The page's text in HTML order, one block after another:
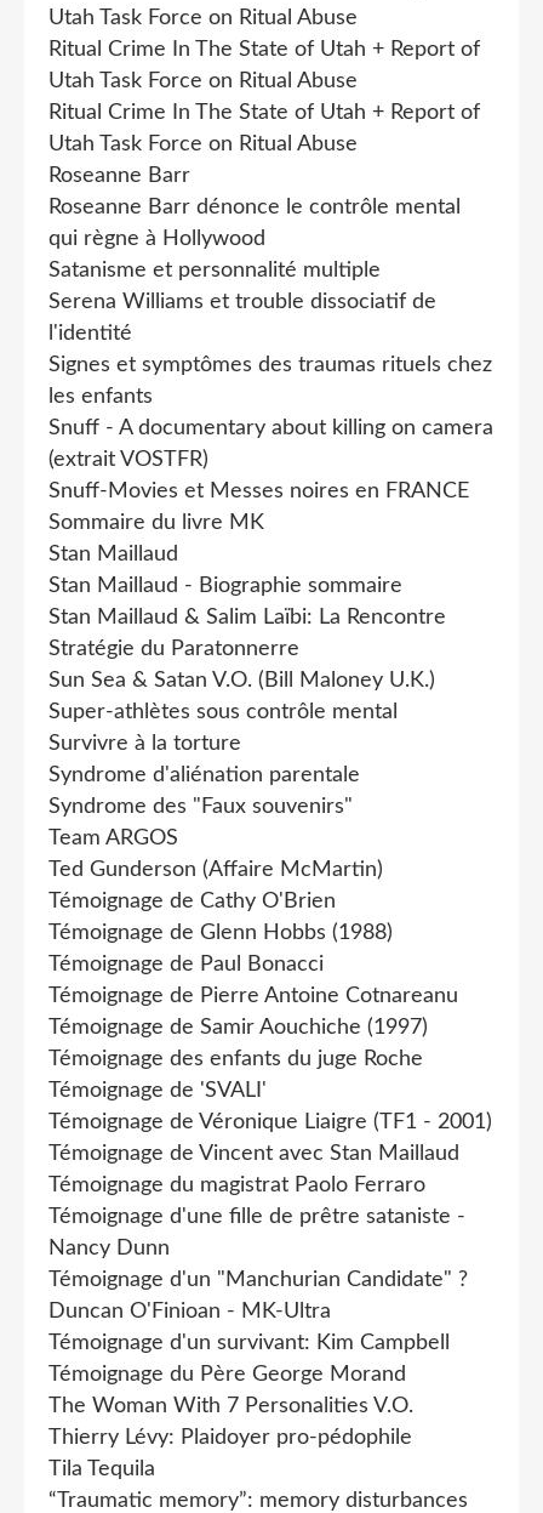
Utah Task Force on Ritual Abuse
Ritual Crime In The State of Utah + Report of
Utah Task Force on Ritual Abuse
Ritual Crime In The State of Utah + Report of
Utah Task Force on Ritual Abuse
Roseanne Barr
Roseanne Barr dénonce le contrôle mental
qui règne à Hollywood
Satanisme et personnalité multiple
Serena Williams et trouble dissociatif de
l'identité
Signes et symptômes des traumas rituels chez
les enfants
Snuff - A documentary about killing on camera
(extrait VOSTFR)
Snuff-Movies et Messes noires en FRANCE
Sommaire du livre MK
Stan Maillaud
Stan Maillaud - Biographie sommaire
Stan Maillaud & Salim Laïbi: La Rencontre
Stratégie du Paratonnerre
Sun Sea & Satan V.O. (Bill Maloney U.K.)
Super-athlètes sous contrôle mental
Survivre à la torture
Syndrome d'aliénation parentale
Syndrome des "Faux souvenirs"
Team ARGOS
Ted Gunderson (Affaire McMartin)
Témoignage de Cathy O'Brien
Témoignage de Glenn Hobbs (1988)
Témoignage de Paul Bonacci
Témoignage de Pierre Antoine Cotnareanu
Témoignage de Samir Aouchiche (1997)
Témoignage des enfants du juge Roche
Témoignage de 'SVALI'
Témoignage de Véronique Liaigre (TF1 - 2001)
Témoignage de Vincent avec Stan Maillaud
Témoignage du magistrat Paolo Ferraro
Témoignage d'une fille de prêtre sataniste -
Nancy Dunn
Témoignage d'un "Manchurian Candidate" ?
Duncan O'Finioan - MK-Ultra
Témoignage d'un survivant: Kim Campbell
Témoignage du Père George Morand
The Woman With 7 Personalities V.O.
Thierry Lévy: Plaidoyer pro-pédophile
Tila Tequila
“Traumatic memory”: memory disturbances